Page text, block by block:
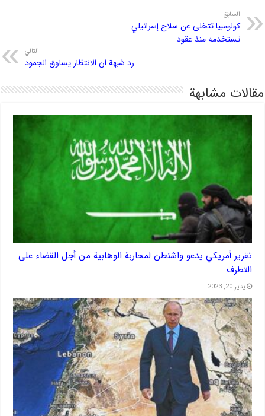
السابق
كولومبيا تتخلى عن سلاح إسرائيلي
تستخدمه منذ عقود
التالي
رد شبهة ان الانتظار يساوق الجمود
مقالات مشابهة
تقرير أمريكي يدعو واشنطن لمحاربة الوهابية من أجل القضاء على
التطرف
يناير 20, 2023